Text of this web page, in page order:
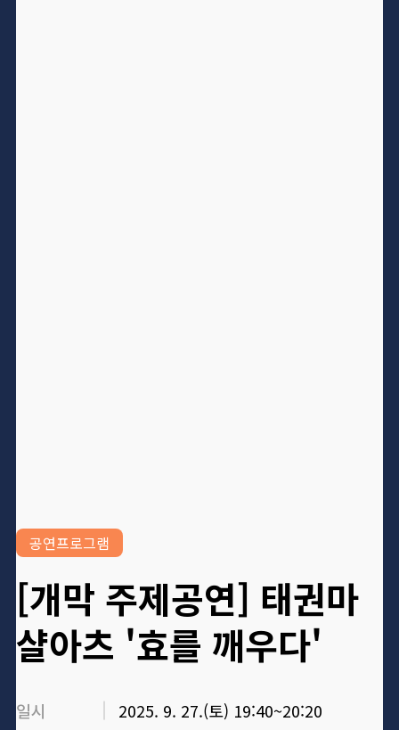
공연프로그램
[개막 주제공연] 태권마
샬아츠 '효를 깨우다'
일시
2025. 9. 27.(토) 19:40~20:20